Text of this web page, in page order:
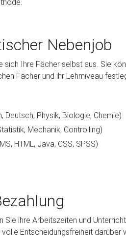
Nebenjob
sich Ihre Fächer selbst aus. Sie
Fächer und ihr Lehrniveau
Deutsch, Physik, Biologie, Chemie)
Mechanik, Controlling)
HTML, Java, CSS, SPSS)
Sie ihre Arbeitszeiten und
Entscheidungsfreiheit darüber